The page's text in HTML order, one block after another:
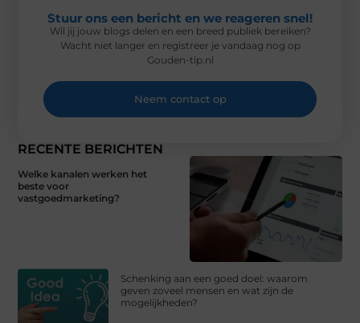
RECENTE BERICHTEN
Welke kanalen werken het
beste voor
vastgoedmarketing?
Schenking aan een goed doel: waarom
geven zoveel mensen en wat zijn de
mogelijkheden?
Stuur ons een bericht en we reageren snel!
Wil jij jouw blogs delen en een breed publiek bereiken?
Wacht niet langer en registreer je vandaag nog op
Gouden-tip.nl
Neem contact op